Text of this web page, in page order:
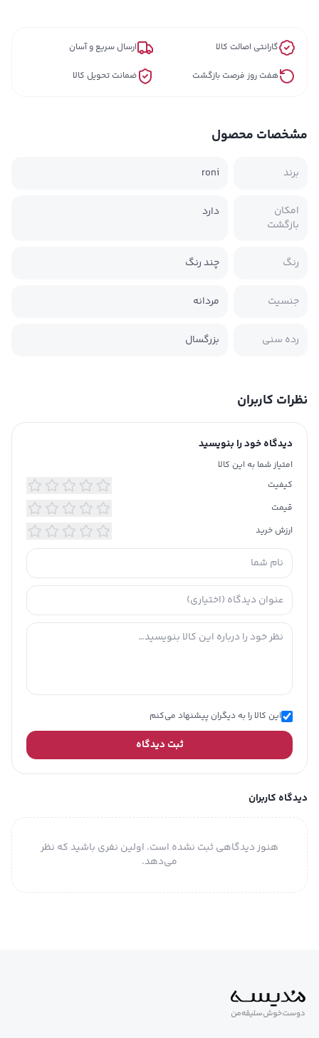
گارانتی اصالت کالا ارسال سریع و آسان
هفت روز فرصت بازگشت ضمانت تحویل کالا
مشخصات محصول
برند roni
امکان
بازگشت
دارد
رنگ چند رنگ
جنسیت مردانه
رده سنی بزرگسال
نظرات کاربران
دیدگاه خود را بنویسید
امتیاز شما به این کالا
کیفیت
قیمت
ارزش خرید
این کالا را به دیگران پیشنهاد می‌کنم
ثبت دیدگاه
دیدگاه کاربران
هنوز دیدگاهی ثبت نشده است. اولین نفری باشید که نظر
می‌دهد.